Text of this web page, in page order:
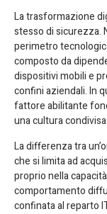
La trasformazione
stesso di sicurezza.
perimetro
composto da
dispositivi mobili e
confini aziendali. In
fattore abilitante
una cultura
La differenza tra
che si limita ad
proprio nella
comportamento
confinata al reparto